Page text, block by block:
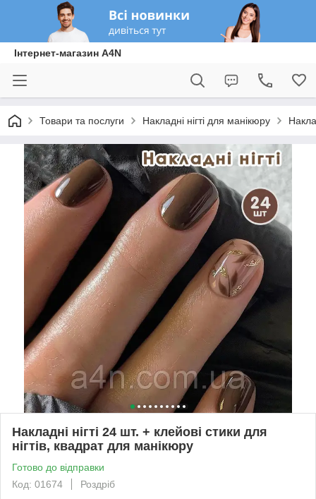
Інтернет-магазин A4N
Товари та послуги Накладні нігті для манікюру
Накладні нігті 24 шт. + клейові стики для
нігтів, квадрат для манікюру
Готово до відправки
Код: 01674
Роздріб